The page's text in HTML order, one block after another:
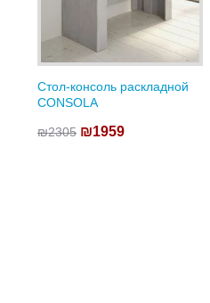
Стол-консоль раскладной
CONSOLA
₪2305 ₪1959